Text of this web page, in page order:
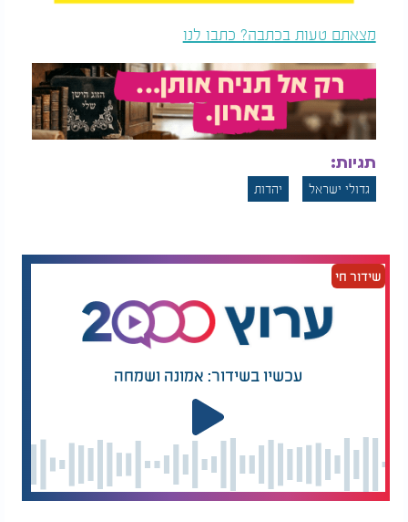
לפני 89 שנים נחשף
סודו הגדול של החפץ
חיים
בזכות האר"י. הרב עידו
סממה מברך את צופי
הערוץ
התחיל לכתוב נגדם - בתקיפות, בבהירות, באמונה. הוא
לא רק כתב. הוא נלחם על הנפש של הדור שלו.
חשב שצריך
עד רס"ג, אף אחד לא העלה על דעתו שצריך
להוכיחאת האמונה. זה פשוט היה שם. אבל רס"ג
ראה את הנוער היהודי של זמנו - וידע: אם לא ננסח את
העקרונות, אם לא נבסס אותם על היגיון, נשאיר חלל -
ומישהו אחר ימלא אותו. אז הוא כתב את"אמונות
שיטה מסודרת, הוכחות, מענה לטענות של נוצרים,
מוסלמים ואפיקורסים. לראשונה - יהדות שמדברת גם
אל הלב וגם אל השכל.
לא לבד - אבל לפני כולם
מצאתם טעות בכתבה? כתבו לנו
תגיות:
גדולי ישראל יהדות
שידור חי
עכשיו בשידור: אמונה ושמחה